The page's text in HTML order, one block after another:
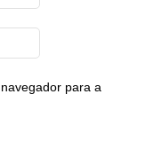
para a